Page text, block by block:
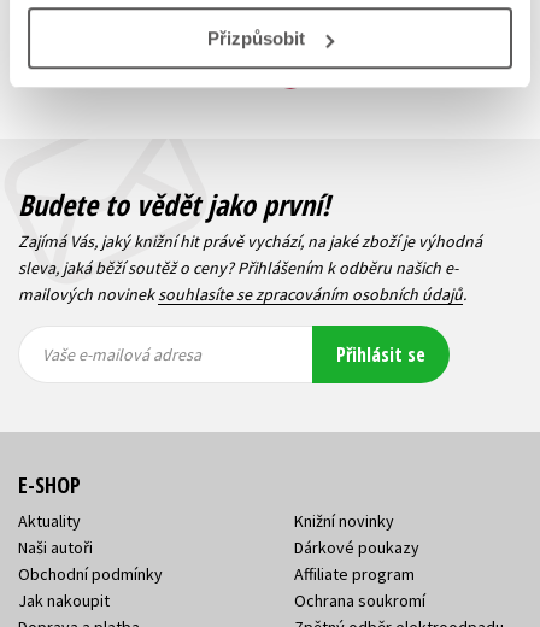
Přizpůsobit Zobraz záznamů
Zobrazuji 1 až 1 z celkem 1 záznamů
Předchozí 1 Další
Budete to vědět jako první!
Zajímá Vás, jaký knižní hit právě vychází, na jaké zboží je výhodná
sleva, jaká běží soutěž o ceny? Přihlášením k odběru našich e-
mailových novineksouhlasíte se zpracováním osobních údajů.
mailová
mailová
Vaše e-mailová adresa Přihlásit se
E-SHOP
Aktuality
Naši autoři
Obchodní podmínky
Jak nakoupit
Knižní novinky
Dárkové poukazy
Affiliate program
Ochrana soukromí